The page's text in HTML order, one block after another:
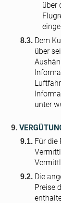
über
Dem
über
unter
Für die
Die
Preise